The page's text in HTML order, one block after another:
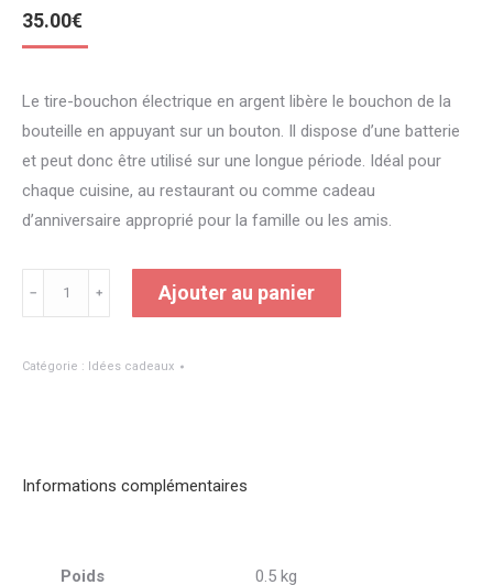
35.00€
Le tire-bouchon électrique en argent libère le bouchon de la
bouteille en appuyant sur un bouton. Il dispose d’une batterie
et peut donc être utilisé sur une longue période. Idéal pour
chaque cuisine, au restaurant ou comme cadeau
d’anniversaire approprié pour la famille ou les amis.
CADEAU
﹣ ﹢ Ajouter au panier
Catégorie : Idées cadeaux
Informations complémentaires
Poids 0.5 kg